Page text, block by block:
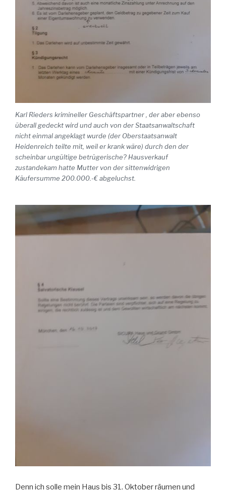
Karl Rieders krimineller Geschäftspartner , der aber ebenso
überall gedeckt wird und auch von der Staatsanwaltschaft
nicht einmal angeklagt wurde (der Oberstaatsanwalt
Heidenreich teilte mit, weil er krank wäre) durch den der
scheinbar ungültige betrügerische? Hausverkauf
zustandekam hatte Mutter von der sittenwidrigen
Käufersumme 200.000.-€ abgeluchst.
Denn ich solle mein Haus bis 31. Oktober räumen und